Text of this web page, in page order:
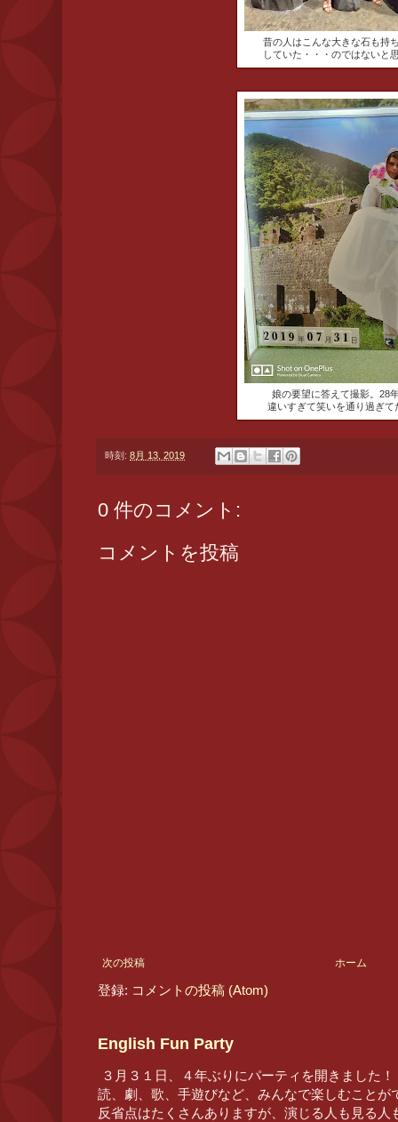
昔の人はこんな大きな石も持
していた・・・のではないと
娘の要望に答えて撮影。28
違いすぎて笑いを通り過ぎて
時刻: 8月 13, 2019
0 件のコメント:
コメントを投稿
次の投稿 ホーム
登録: コメントの投稿 (Atom)
English Fun Party
３月３１日、４年ぶりにパーティを開きました
読、劇、歌、手遊びなど、みんなで楽しむこと
反省点はたくさんありますが、演じる人も見る